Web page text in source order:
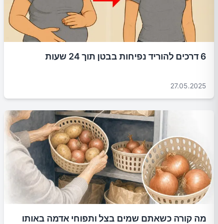
6 דרכים להוריד נפיחות בבטן תוך 24 שעות
27.05.2025
מה קורה כשאתם שמים בצל ותפוחי אדמה באותו